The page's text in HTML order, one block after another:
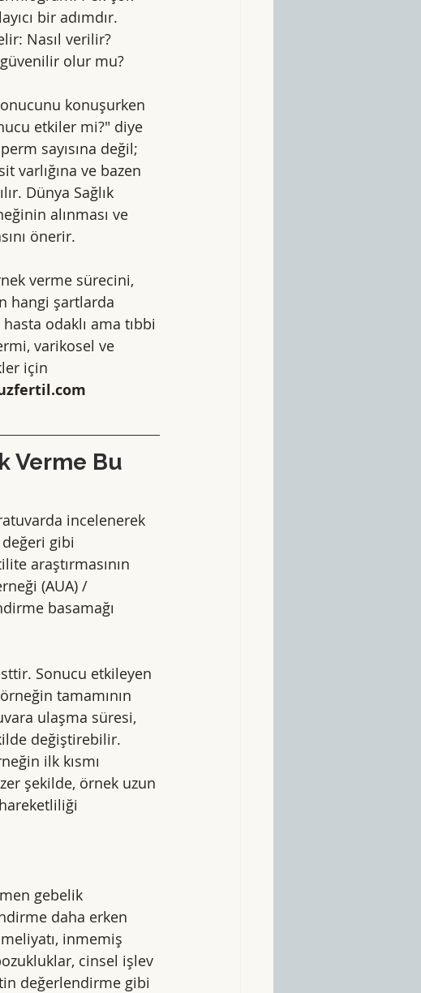
bir adımdır.
Nasıl verilir?
olur mu?
konuşurken
etkiler mi?" diye
sayısına değil;
varlığına ve bazen
Dünya Sağlık
alınması ve
önerir.
verme sürecini,
hangi şartlarda
odaklı ama tıbbi
varikosel ve
için
Verme Bu
incelenerek
değeri gibi
araştırmasının
(AUA) /
basamağı
Sonucu etkileyen
tamamının
ulaşma süresi,
değiştirebilir.
ilk kısmı
şekilde, örnek uzun
gebelik
daha erken
inmemiş
cinsel işlev
değerlendirme gibi